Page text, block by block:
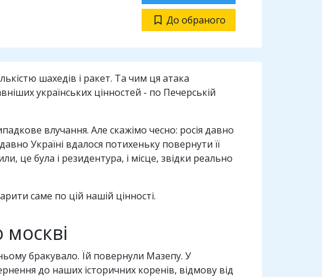
До обраного
шахедів і ракет. Та чим ця атака
українських цінностей - по Печерській
влучання. Але скажімо чесно: росія давно
Україні вдалося потихеньку повернути її
це була і резидентура, і місце, звідки реально
саме по цій нашій цінності.
бракувало. Їй повернули Мазепу. У
до наших історичних коренів, відмову від